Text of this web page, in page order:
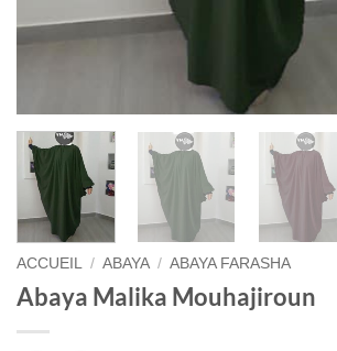
ACCUEIL / ABAYA / ABAYA FARASHA
Abaya Malika Mouhajiroun